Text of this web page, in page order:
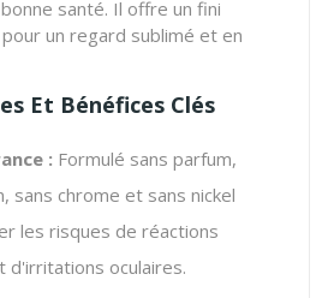
santé. Il offre un fini
un regard sublimé et en
Et Bénéfices Clés
: Formulé sans parfum,
sans chrome et sans nickel
les risques de réactions
d'irritations oculaires.